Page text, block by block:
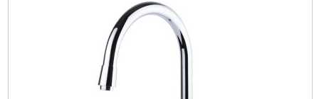
Материал смесителя: Латунь
Подробнее...